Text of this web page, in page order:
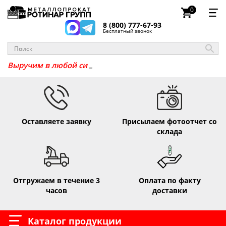
8 (800) 777-67-93
Бесплатный звонок
0
Выручим в любо
Оставляете заявку
Присылаем фотоотчет со
склада
Отгружаем в течение 3
часов
Оплата по факту
доставки
Каталог продукции